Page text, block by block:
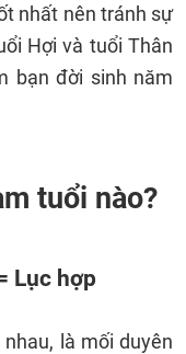
nhất nên tránh sự
Hợi và tuổi Thân
bạn đời sinh năm
tuổi nào?
Lục hợp
là mối duyên